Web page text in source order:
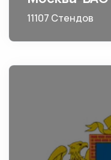
11107 Стендов